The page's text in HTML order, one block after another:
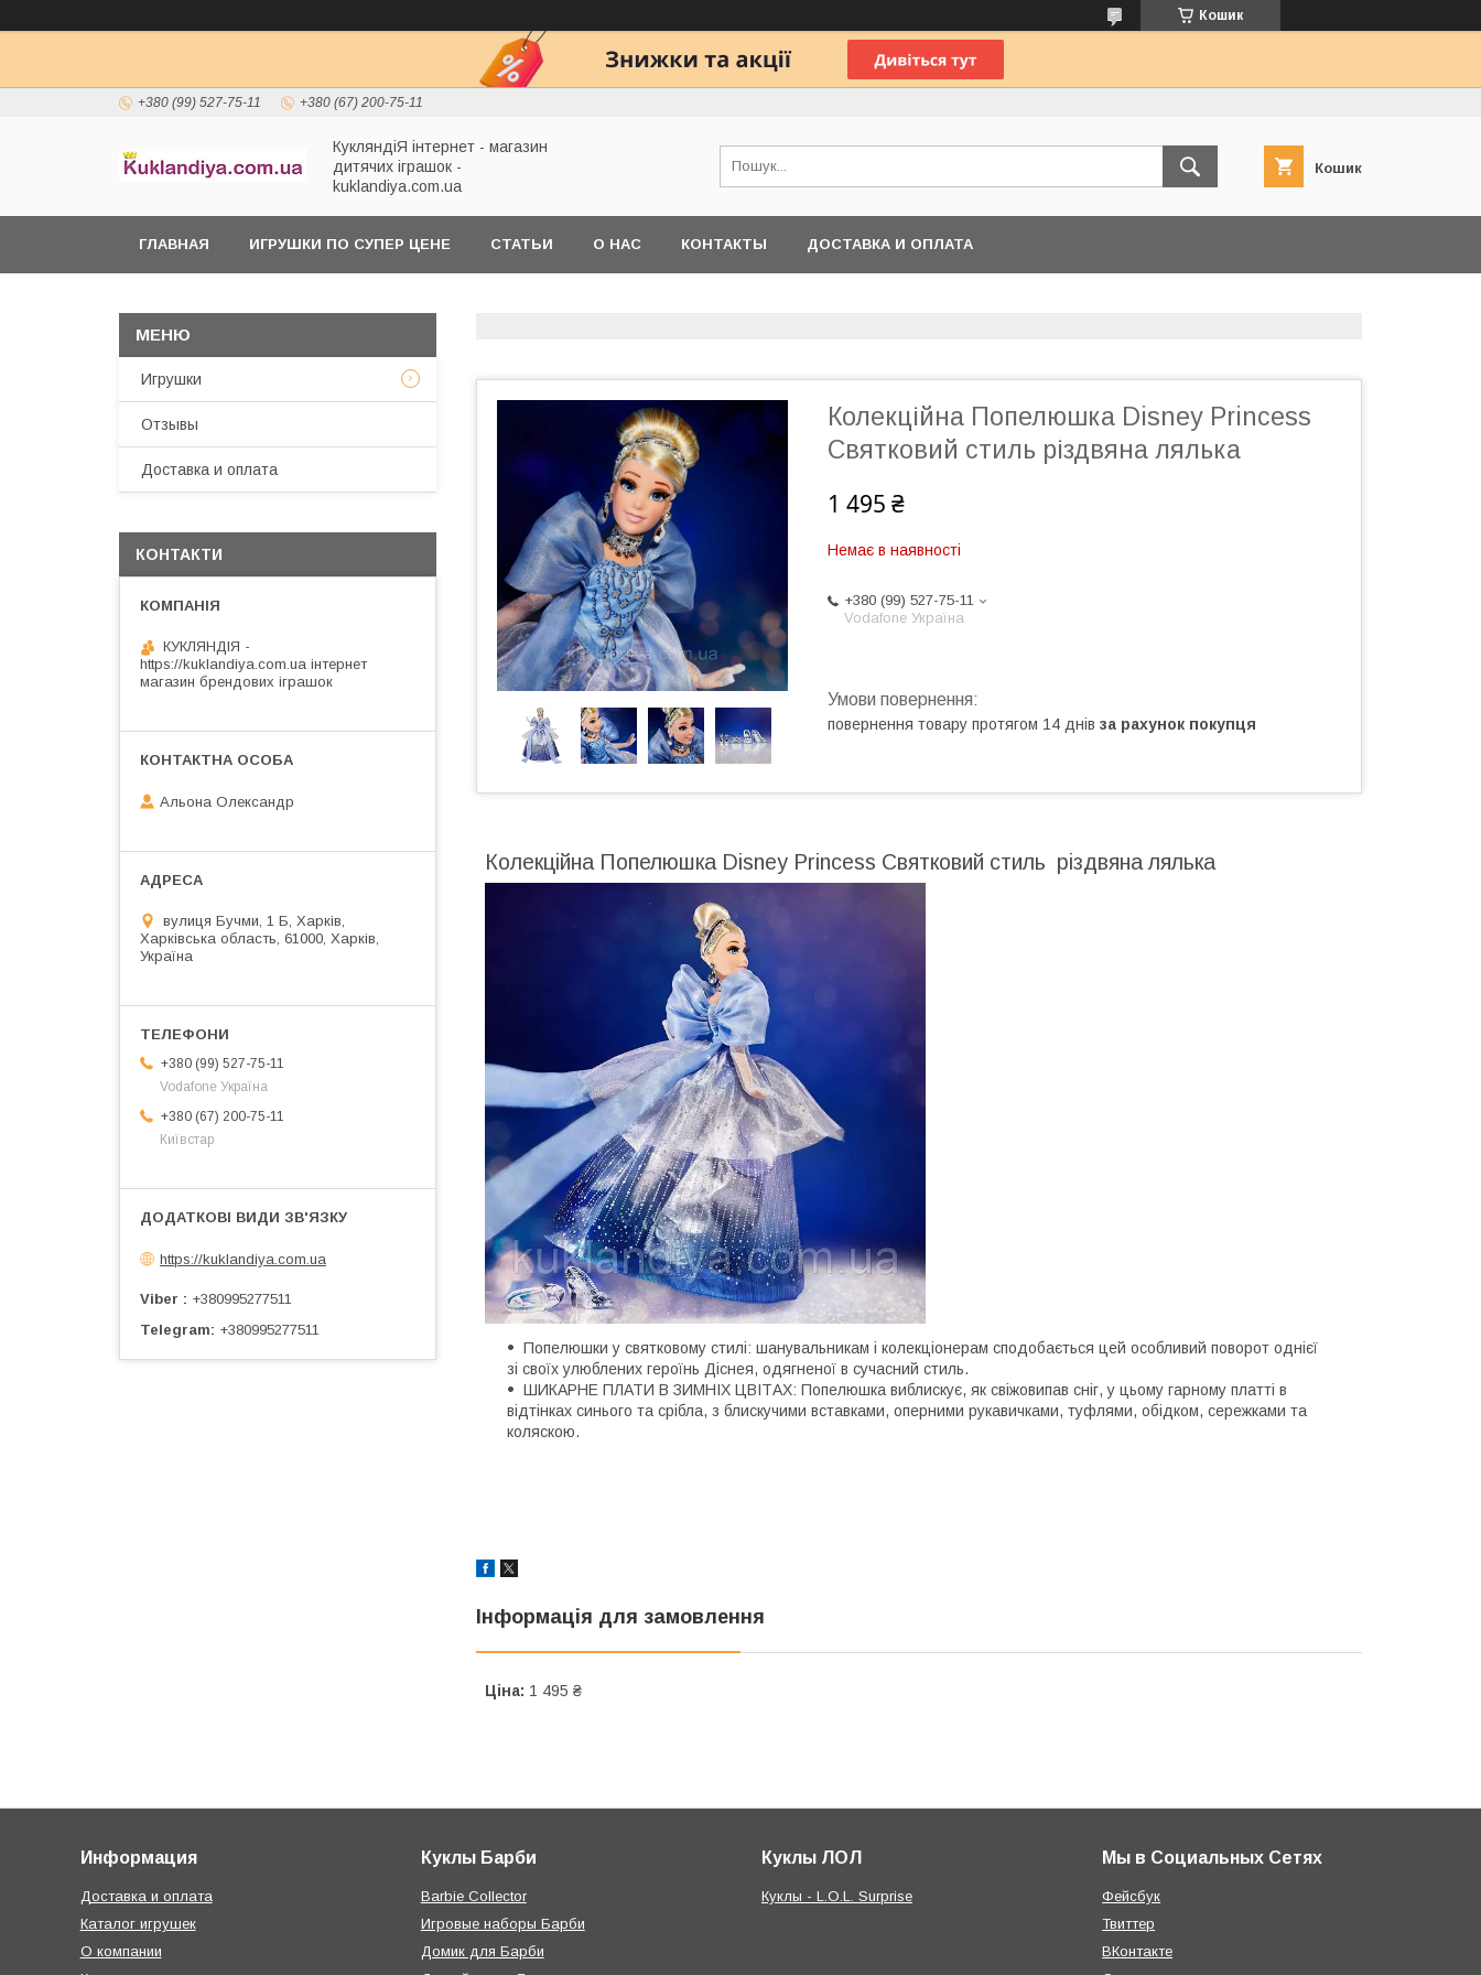
Кошик
+380 (99) 527-75-11 +380 (67) 200-75-11
КукляндіЯ інтернет - магазин
дитячих іграшок -
kuklandiya.com.ua
Кошик
ГЛАВНАЯ ИГРУШКИ ПО СУПЕР ЦЕНЕ СТАТЬИ О НАС КОНТАКТЫ ДОСТАВКА И ОПЛАТА
Колекційна Попелюшка Disney Princess
Святковий стиль різдвяна лялька
1 495 ₴
Немає в наявності
+380 (99) 527-75-11
Vodafone Україна
повернення товару протягом 14 днів за рахунок покупця
Колекційна Попелюшка Disney Princess Святковий стиль різдвяна лялька
Попелюшки у святковому стилі: шанувальникам і колекціонерам сподобається цей особливий поворот однієї
зі своїх улюблених героїнь Діснея, одягненої в сучасний стиль.
ШИКАРНЕ ПЛАТИ В ЗИМНІХ ЦВІТАХ: Попелюшка виблискує, як свіжовипав сніг, у цьому гарному платті в
відтінках синього та срібла, з блискучими вставками, оперними рукавичками, туфлями, обідком, сережками та
коляскою.
Інформація для замовлення
Ціна: 1 495 ₴
Игрушки
Отзывы
Доставка и оплата
КОНТАКТИ
КУКЛЯНДІЯ -
https://kuklandiya.com.ua інтернет
магазин брендових іграшок
Альона Олександр
вулиця Бучми, 1 Б, Харків,
Харківська область, 61000, Харків,
Україна
+380 (99) 527-75-11
Vodafone Україна
+380 (67) 200-75-11
Київстар
https://kuklandiya.com.ua
Viber
+380995277511
Telegram
+380995277511
Информация
Доставка и оплата
Каталог игрушек
О компании
Куклы Барби
Barbie Collector
Игровые наборы Барби
Домик для Барби
Куклы ЛОЛ
Куклы - L.O.L. Surprise
Мы в Социальных Сетях
Фейсбук
Твиттер
ВКонтакте